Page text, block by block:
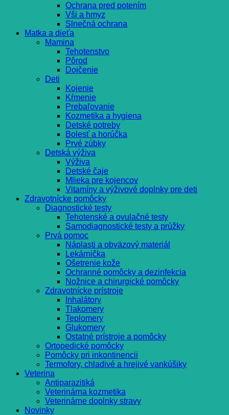
Ochrana pred potením
Vši a hmyz
Slnečná ochrana
Matka a dieťa
Mamina
Tehotenstvo
Pôrod
Dojčenie
Deti
Kojenie
Kŕmenie
Prebaľovanie
Kozmetika a hygiena
Detské potreby
Bolesť a horúčka
Prvé zúbky
Detská výživa
Výživa
Detské čaje
Mlieka pre kojencov
Vitamíny a výživové doplnky pre deti
Zdravotnícke pomôcky
Diagnostické testy
Tehotenské a ovulačné testy
Samodiagnostické testy a prúžky
Prvá pomoc
Náplasti a obväzový materiál
Lekárnička
Ošetrenie kože
Ochranné pomôcky a dezinfekcia
Nožnice a chirurgické pomôcky
Zdravotnícke prístroje
Inhalátory
Tlakomery
Teplomery
Glukomery
Ostatné prístroje a pomôcky
Ortopedické pomôcky
Pomôcky pri inkontinencii
Termofory, chladivé a hrejivé vankúšiky
Veterina
Antiparazitiká
Veterinárna kozmetika
Veterinárne doplnky stravy
Novinky